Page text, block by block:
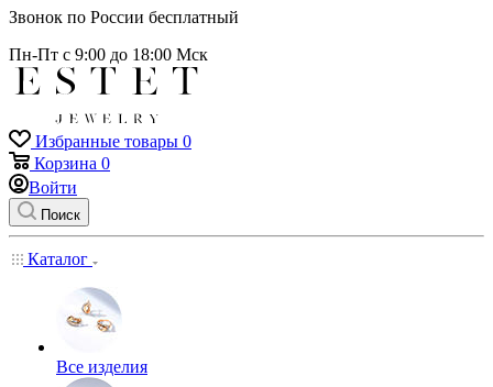
Звонок по России бесплатный
Пн-Пт с 9:00 до 18:00 Мск
Избранные товары 0
Корзина 0
Войти
Поиск
Каталог
Все изделия